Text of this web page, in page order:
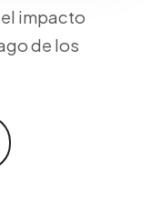
impacto
de los